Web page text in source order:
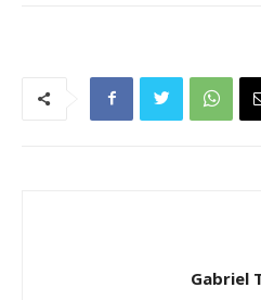
Gabriel